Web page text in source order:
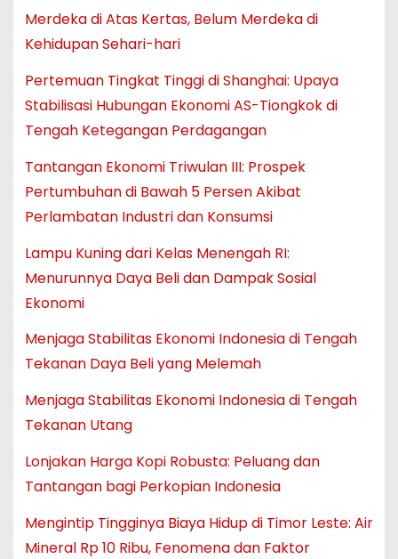
Merdeka di Atas Kertas, Belum Merdeka di
Kehidupan Sehari-hari
Pertemuan Tingkat Tinggi di Shanghai: Upaya
Stabilisasi Hubungan Ekonomi AS-Tiongkok di
Tengah Ketegangan Perdagangan
Tantangan Ekonomi Triwulan III: Prospek
Pertumbuhan di Bawah 5 Persen Akibat
Perlambatan Industri dan Konsumsi
Lampu Kuning dari Kelas Menengah RI:
Menurunnya Daya Beli dan Dampak Sosial
Ekonomi
Menjaga Stabilitas Ekonomi Indonesia di Tengah
Tekanan Daya Beli yang Melemah
Menjaga Stabilitas Ekonomi Indonesia di Tengah
Tekanan Utang
Lonjakan Harga Kopi Robusta: Peluang dan
Tantangan bagi Perkopian Indonesia
Mengintip Tingginya Biaya Hidup di Timor Leste: Air
Mineral Rp 10 Ribu, Fenomena dan Faktor